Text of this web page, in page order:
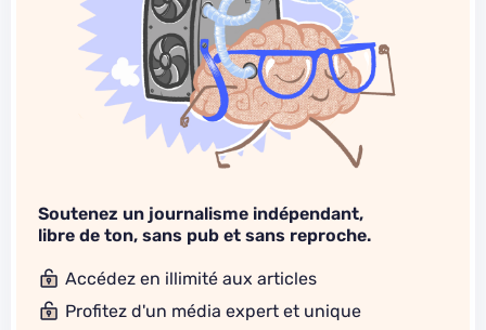
Soutenez un journalisme indépendant,
libre de ton, sans pub et sans reproche.
Accédez en illimité aux articles
Profitez d'un média expert et unique